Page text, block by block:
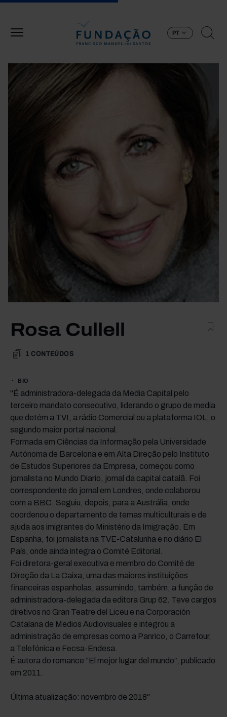
PT
Rosa Cullell
1 CONTEÚDOS
BIO
"É administradora-delegada da Media Capital pelo
terceiro mandato consecutivo, liderando o grupo de media
que detém a TVI, a rádio Comercial ou a plataforma IOL, o
segundo maior portal nacional.
Formada em Ciências da Informação pela Universidade
Autónoma de Barcelona e em Alta Direção pelo Instituto
de Estudos Superiores da Empresa, começou como
jornalista no Mundo Diario, jornal da capital catalã. Foi
correspondente do jornal em Londres, onde colaborou
com a BBC. Seguiu, depois, para a Austrália, onde
coordenou o departamento de temas multiculturais e de
ajuda aos imigrantes do Ministério da Imigração. Em
Espanha, foi jornalista na TVE-Catalunha e no diário El
País, onde ainda integra o Comité Editorial.
Foi diretora-geral executiva e membro do Comité de
Direção da La Caixa, uma das maiores instituições
financeiras espanholas, assumindo, também, a função de
administradora-delegada da editora Grup 62. Teve cargos
diretivos no Gran Teatre del Liceu e na Corporación
Catalana de Medios Audiovisuales e integrou a
administração de empresas como a Panrico, o Carrefour,
a Telefónica e Fecsa-Endesa.
É autora do romance “El mejor lugar del mundo”, publicado
em 2011.
Última atualização: novembro de 2018"